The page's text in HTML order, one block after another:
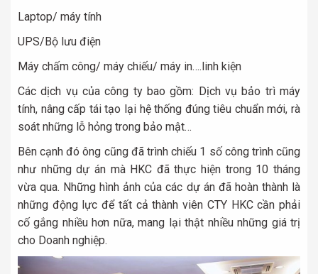
Laptop/ máy tính
UPS/Bộ lưu điện
Máy chấm công/ máy chiếu/ máy in….linh kiện
Các dịch vụ của công ty bao gồm: Dịch vụ bảo trì máy
tính, nâng cấp tái tạo lại hệ thống đúng tiêu chuẩn mới, rà
soát những lỗ hỏng trong bảo mật…
Bên cạnh đó ông cũng đã trình chiếu 1 số công trình cũng
như những dự án mà HKC đã thực hiện trong 10 tháng
vừa qua. Những hình ảnh của các dự án đã hoàn thành là
những động lực để tất cả thành viên CTY HKC cần phải
cố gắng nhiều hơn nữa, mang lại thật nhiều những giá trị
cho Doanh nghiệp.